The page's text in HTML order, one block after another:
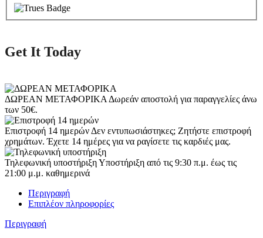
Get It Today
ΔΩΡΕΑΝ ΜΕΤΑΦΟΡΙΚΑ Δωρεάν αποστολή για παραγγελίες άνω
των 50€.
Επιστροφή 14 ημερών Δεν εντυπωσιάστηκες; Ζητήστε επιστροφή
χρημάτων. Έχετε 14 ημέρες για να ραγίσετε τις καρδιές μας.
Τηλεφωνική υποστήριξηΥποστήριξη από τις 9:30 π.μ. έως τις
21:00 μ.μ. καθημερινά
Περιγραφή
Επιπλέον πληροφορίες
Περιγραφή